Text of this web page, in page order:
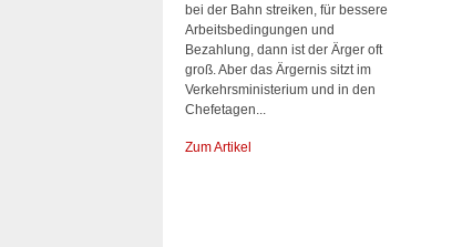
bei der Bahn streiken, für bessere
Arbeitsbedingungen und
Bezahlung, dann ist der Ärger oft
groß. Aber das Ärgernis sitzt im
Verkehrsministerium und in den
Chefetagen...
Zum Artikel